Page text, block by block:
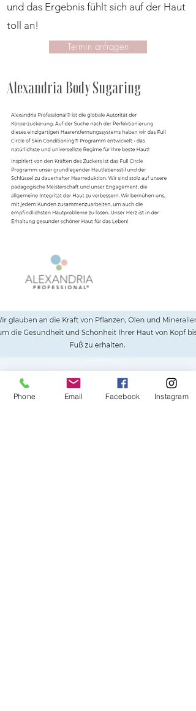
und das Ergebnis fühlt sich auf der Haut
toll an!
Termin anfragen
Alexandria Body Sugaring
Phone Email Facebook Instagram